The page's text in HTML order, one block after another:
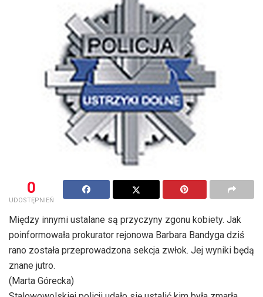
0
UDOSTĘPNIEŃ
Między innymi ustalane są przyczyny zgonu kobiety. Jak
poinformowała prokurator rejonowa Barbara Bandyga dziś
rano została przeprowadzona sekcja zwłok. Jej wyniki będą
znane jutro.
(Marta Górecka)